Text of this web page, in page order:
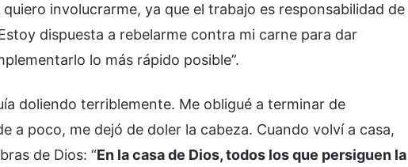
involucrarme, ya que el trabajo es responsabilidad de
dispuesta a rebelarme contra mi carne para dar
lo más rápido posible”.
doliendo terriblemente. Me obligué a terminar de
a poco, me dejó de doler la cabeza. Cuando volví a casa,
de Dios: “En la casa de Dios, todos los que persiguen la